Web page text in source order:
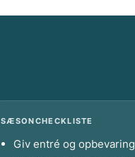
SÆSONCHECKLISTE
Giv entré og